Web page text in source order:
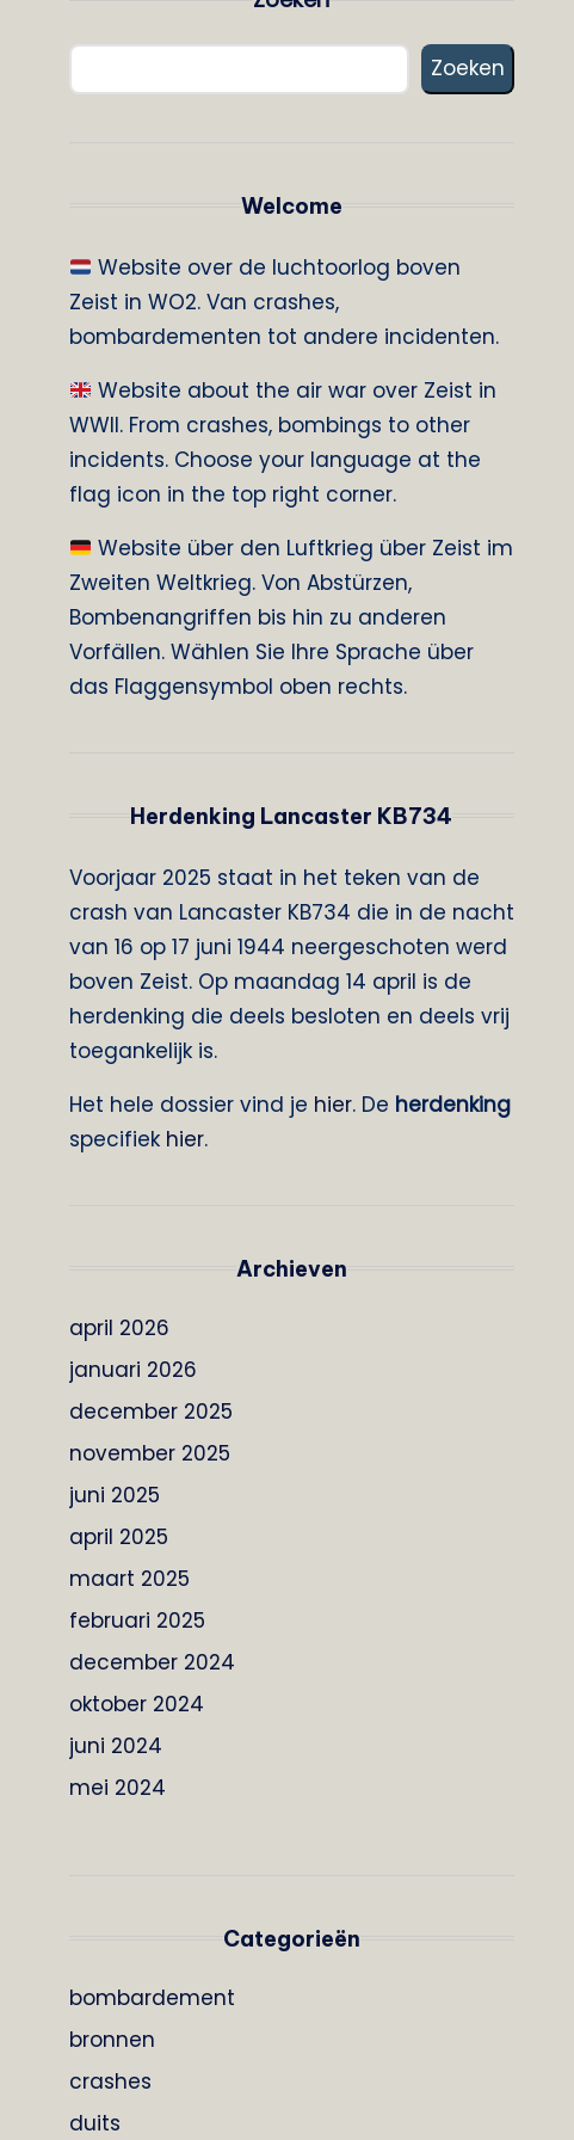
Zoeken
Welcome
Website over de luchtoorlog boven
Zeist in WO2. Van crashes,
bombardementen tot andere incidenten.
Website about the air war over Zeist in
WWII. From crashes, bombings to other
incidents. Choose your language at the
flag icon in the top right corner.
Website über den Luftkrieg über Zeist im
Zweiten Weltkrieg. Von Abstürzen,
Bombenangriffen bis hin zu anderen
Vorfällen. Wählen Sie Ihre Sprache über
das Flaggensymbol oben rechts.
Herdenking Lancaster KB734
Voorjaar 2025 staat in het teken van de
crash van Lancaster KB734 die in de nacht
van 16 op 17 juni 1944 neergeschoten werd
boven Zeist. Op maandag 14 april is de
herdenking die deels besloten en deels vrij
toegankelijk is.
Het hele dossier vind je hier. De herdenking
specifiek hier.
Archieven
april 2026
januari 2026
december 2025
november 2025
juni 2025
april 2025
maart 2025
februari 2025
december 2024
oktober 2024
juni 2024
mei 2024
Categorieën
bombardement
bronnen
crashes
duits